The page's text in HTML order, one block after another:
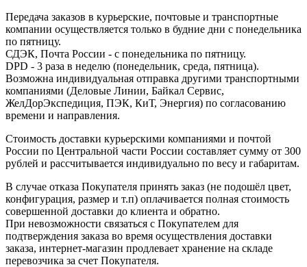
Передача заказов в курьерские, почтовые и транспортные
компании осуществляется только в будние дни с понедельника
по пятницу.
СДЭК, Почта России - с понедельника по пятницу.
DPD - 3 раза в неделю (понедельник, среда, пятница).
Возможна индивидуальная отправка другими транспортными
компаниями (Деловые Линии, Байкал Сервис,
ЖелДорЭкспедиция, ПЭК, КиТ, Энергия) по согласованию
времени и направления.
Стоимость доставки курьерскими компаниями и почтой
России по Центральной части России составляет сумму от 300
рублей и рассчитывается индивидуально по весу и габаритам.
В случае отказа Покупателя принять заказ (не подошёл цвет,
конфигурация, размер и т.п) оплачивается полная стоимость
совершенной доставки до клиента и обратно.
При невозможности связаться с Покупателем для
подтверждения заказа во время осуществления доставки
заказа, интернет-магазин продлевает хранение на складе
перевозчика за счет Покупателя.